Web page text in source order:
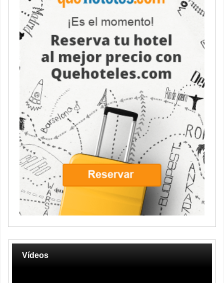
Vídeos